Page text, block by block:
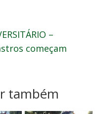
–
começam
também